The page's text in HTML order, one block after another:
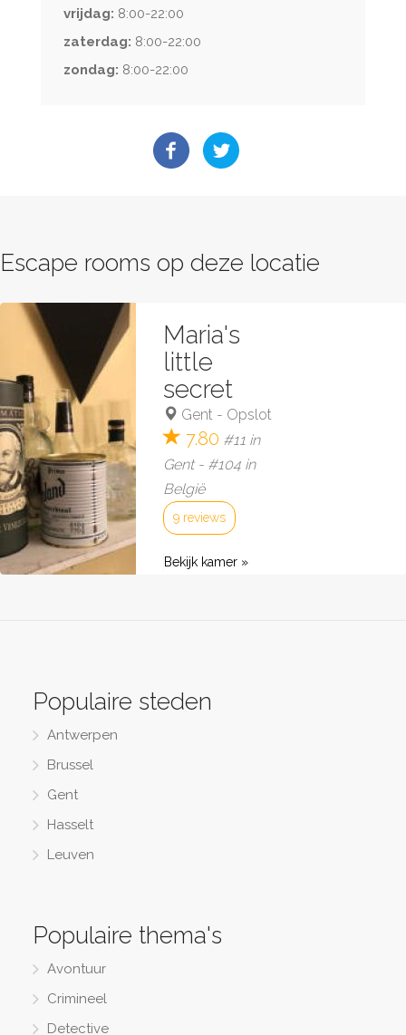
vrijdag: 8:00-22:00
zaterdag: 8:00-22:00
zondag: 8:00-22:00
Escape rooms op deze locatie
Maria's
little
secret
Gent - Opslot
7.80 #11 in
Gent - #104 in
België
9 reviews
Bekijk kamer »
Populaire steden
Antwerpen
Brussel
Gent
Hasselt
Leuven
Populaire thema's
Avontuur
Crimineel
Detective